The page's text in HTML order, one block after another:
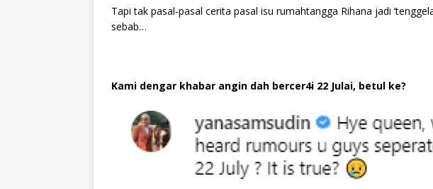
Tapi tak pasal-pasal cerita pasal isu rumahtangga Rihana jadi
sebab…
Kami dengar khabar angin dah bercer4i 22 Julai, betul ke?